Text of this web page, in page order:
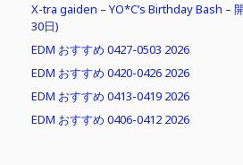
X-tra gaiden – YO*C’s Birthday Bash –
30日)
EDM おすすめ 0427-0503 2026
EDM おすすめ 0420-0426 2026
EDM おすすめ 0413-0419 2026
EDM おすすめ 0406-0412 2026